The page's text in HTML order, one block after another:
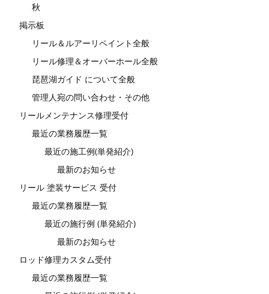
秋
掲示板
リール＆ルアーリペイント全般
リール修理＆オーバーホール全般
琵琶湖ガイド について全般
管理人宛の問い合わせ・その他
リールメンテナンス修理受付
最近の業務履歴一覧
最近の施工例(単発紹介)
最新のお知らせ
リール 塗装サービス 受付
最近の業務履歴一覧
最近の施行例 (単発紹介)
最新のお知らせ
ロッド修理カスタム受付
最近の業務履歴一覧